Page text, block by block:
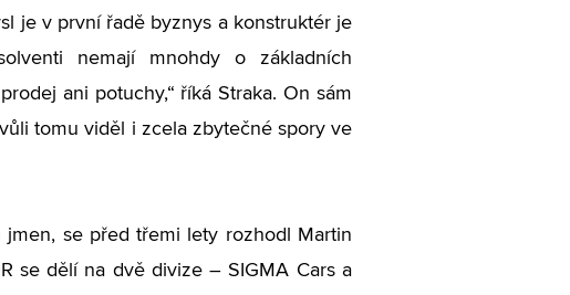
je v první řadě byznys a konstruktér je
nemají mnohdy o základních
ani potuchy,“ říká Straka. On sám
tomu viděl i zcela zbytečné spory ve
se před třemi lety rozhodl Martin
se dělí na dvě divize – SIGMA Cars a